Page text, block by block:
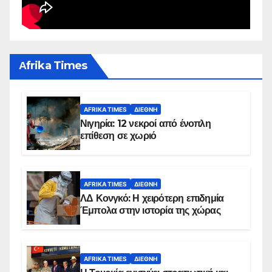
Αfrika Times
AFRIKA TIMES ΔΙΕΘΝΉ
Νιγηρία: 12 νεκροί από ένοπλη
επίθεση σε χωριό
AFRIKA TIMES ΔΙΕΘΝΉ
ΛΔ Κονγκό: Η χειρότερη επιδημία
Έμπολα στην ιστορία της χώρας
AFRIKA TIMES ΔΙΕΘΝΉ